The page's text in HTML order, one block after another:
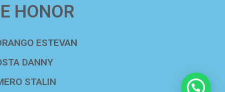
HONOR
ESTEVAN
DANNY
STALIN